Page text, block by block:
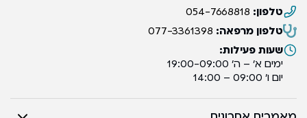
טלפון: 054-7668818
טלפון מרפאה: 077-3361398
שעות פעילות:
ימים א’ – ה’ 19:00-09:00
יום ו’ 09:00 – 14:00